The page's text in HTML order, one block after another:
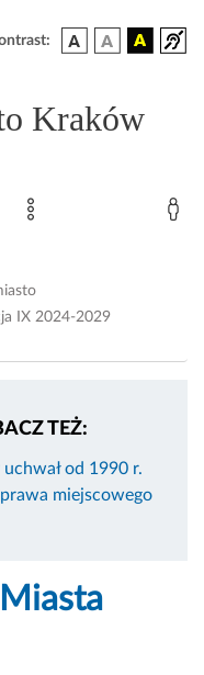
Kraków
IX 2024-2029
TEŻ:
uchwał od 1990 r.
miejscowego